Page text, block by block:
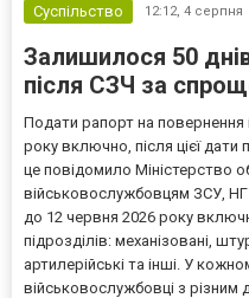
Суспільство
12:12, 4 серпня
Залишилося 50
після СЗЧ за
Подати рапорт на
року включно, після цієї
це повідомило Міністерство
військовослужбовцям ЗСУ,
до 12 червня 2026 року
підрозділів: механізовані,
артилерійські та інші. У
військовослужбовці з різним